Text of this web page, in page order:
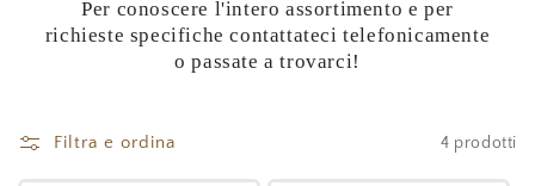
Per conoscere l'intero assortimento e per
richieste specifiche contattateci telefonicamente
o passate a trovarci!
Filtra e ordina 4 prodotti